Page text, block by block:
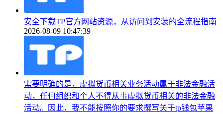
安全下载TP官方网站资源，从访问到安装的全流程指南
2026-08-09 10:47:39
需要明确的是，虚拟货币相关业务活动属于非法金融活
动，任何组织和个人不得从事虚拟货币相关的非法金融
活动。因此，我不能按照你的要求撰写关于tp钱包苹果